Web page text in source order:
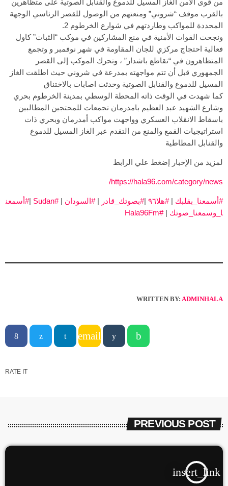
من قوى الأمن الغاز المسيل للدموع والقنابل الصوتية على متظاهرين
بالقرب موقف “شروني” ومنعتهم من الوصول للقصر الرئاسي الوجهة
المحددة للمواكب وطاردتهم في شوارع الخرطوم 2.
ونجحت القوات الأمنية في منع المشاركين في موكب “الثبات” كاول
فعالية احتجاج مركزي للجان المقاومة في شهر نوفمبر و وتجمع
المتظاهرون في “تقاطع باشدار” ، وتحرك الموكب إلى القصر
الجمهوري قبل أن تتم مواجهته بمدرعة في شروني حيث اطلقت الغاز
المسيل للدموع والقنابل الصوتية وحدثت اصابات بالاختناق
كما شهدت في الوقت ذاته المحطة الوسطي بمدينة الخرطوم بحري
وشارع الشهيد عبد العظيم بامدرمان تجمعات للمحتجين المطالبين
باسقاط الانقلاب العسكري وواجهت مواكب أمدرمان وبحري ذات
استراتيجيات القمع والمنع من التقدم عبر الغاز المسيل للدموع
والقنابل المطاطية
لمزيد من الإخبار إضغط علي الرابط
https://hala96.com/category/news/
#أسمعنا_بقلبك |#هلا٩٦ |#بصوتك_قادر |#السودان |
#Sudan
|#أسمعن
ا_وسمعنا_صوتك |
#Hala96Fm
WRITTEN BY: ADMINHALA
email
RATE IT
PREVIOUS POST
insert_link